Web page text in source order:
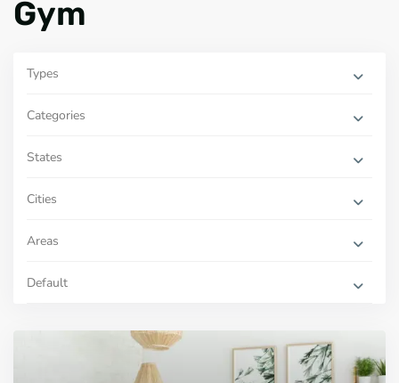
Gym
Types
Categories
States
Cities
Areas
Default